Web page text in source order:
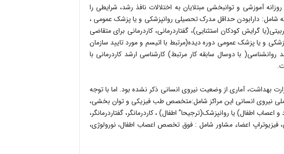
آموزشی و توانبخشی مبتلایان به اختلالات نافذ رشد، شرایطی را
شامل: دارابودن حداقل مدرک تحصیلی روانپزشکی و یا پزشک عمومی ،
گرایش کودکان استثنایی)، گفتاردرمانی، کاردرمانی برای متقاضی
و یا پزشک عمومی دوره دیده(مرتبط با اتیسم و مورد تایید سازمان
روانشناسی( با دوسال سابقه کار مرتبط) کارشناسی ارشد کاردرمانی با
بهداشت، آماری از وضعیت نیروی انسانی ذکر نشده بود. اما با توجه
نیروی انسانی این مراکز شامل:متخصص طب فیزیکی و توان بخشی،
اطفال) یا روانپزشک(ترجیحا” اطفال) ، کاردرمانگر، گفتاردرمانگر،
فیزیوتراپ اعضاء مشاور شامل : فوق تخصص اعصاب اطفال، نورولوژی،